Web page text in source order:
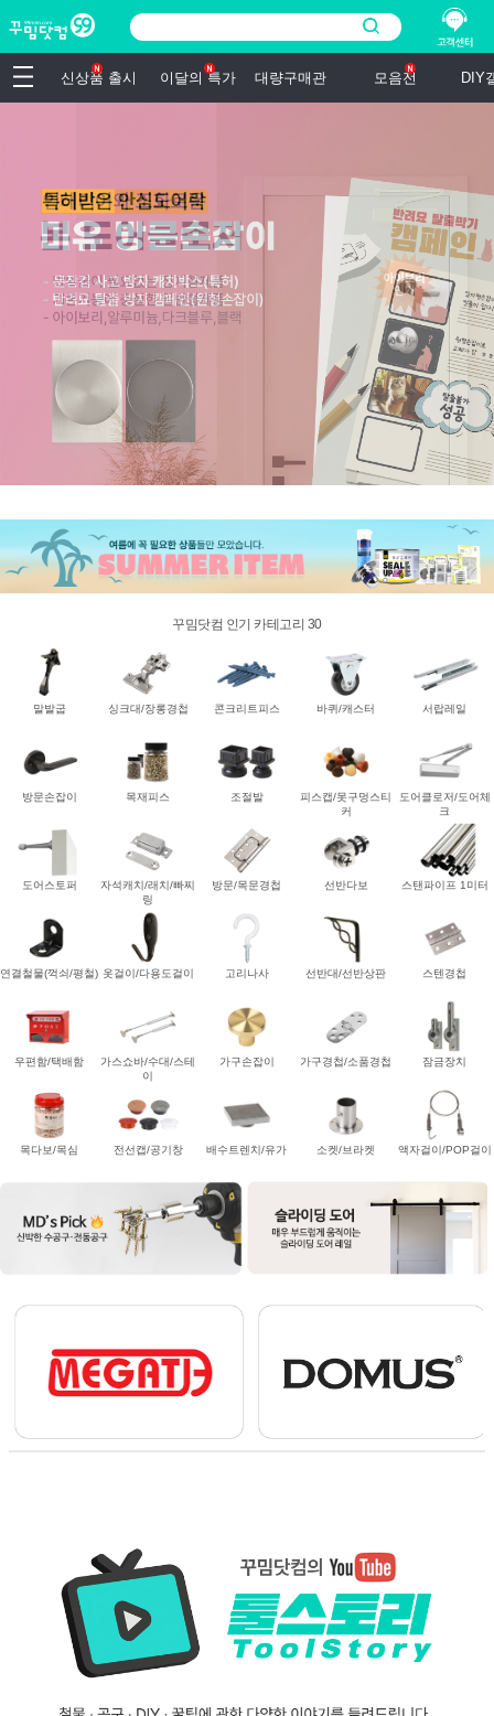
신상품 출시 이달의 특가 대량구매관 모음전 DIY
꾸밈닷컴 인기 카테고리 30
말발굽 싱크대/장롱경첩 콘크리트피스 바퀴/캐스터 서랍레일
방문손잡이 목재피스 조절발
피스캡/못구멍스티
커
도어클로저/도어체
크
도어스토퍼
자석캐치/래치/빠찌
링
방문/목문경첩 선반다보 스탠파이프 1미터
연결철물(꺽쇠/평철) 옷걸이/다용도걸이 고리나사 선반대/선반상판 스텐경첩
우편함/택배함
가스쇼바/수대/스테
이
가구손잡이 가구경첩/소품경첩 잠금장치
목다보/목심 전선캡/공기창 배수트렌치/유가 소켓/브라켓 액자걸이/POP걸이